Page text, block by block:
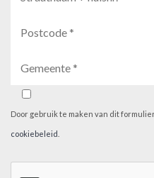
Door gebruik te maken van dit
cookiebeleid